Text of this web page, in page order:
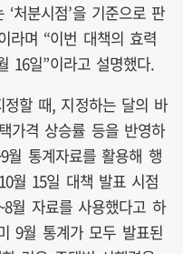
처분시점’을 기준으로 판
라며 “이번 대책의 효력
16일”이라고 설명했다.
정할 때, 지정하는 달의 바
가격 상승률 등을 반영하
월 통계자료를 활용해 행
월 15일 대책 발표 시점
월 자료를 사용했다고 하
9월 통계가 모두 발표된